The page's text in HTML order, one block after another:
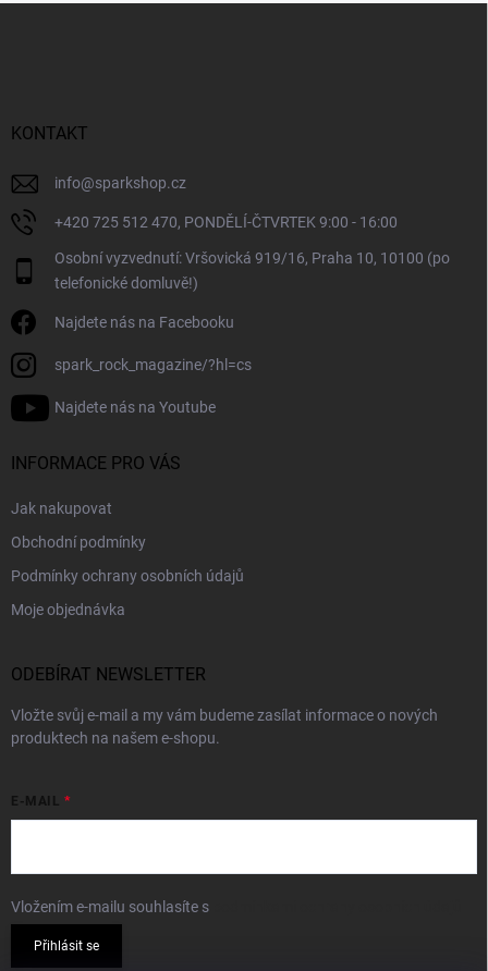
KONTAKT
info@sparkshop.cz
+420 725 512 470, PONDĚLÍ-ČTVRTEK 9:00 - 16:00
Osobní vyzvednutí: Vršovická 919/16, Praha 10, 10100 (po
telefonické domluvě!)
Najdete nás na Facebooku
spark_rock_magazine/?hl=cs
Najdete nás na Youtube
INFORMACE PRO VÁS
Jak nakupovat
Obchodní podmínky
Podmínky ochrany osobních údajů
Moje objednávka
ODEBÍRAT NEWSLETTER
Vložte svůj e-mail a my vám budeme zasílat informace o nových
produktech na našem e-shopu.
E-MAIL
Vložením e-mailu souhlasíte s
Přihlásit se